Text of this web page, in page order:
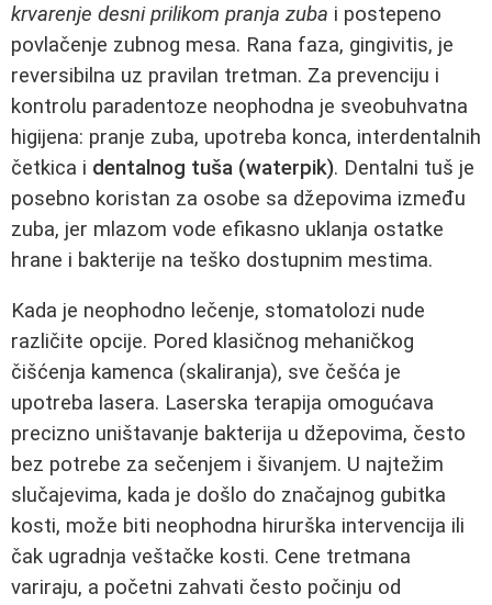
krvarenje desni prilikom pranja zuba i postepeno
povlačenje zubnog mesa. Rana faza, gingivitis, je
reversibilna uz pravilan tretman. Za prevenciju i
kontrolu paradentoze neophodna je sveobuhvatna
higijena: pranje zuba, upotreba konca, interdentalnih
četkica i dentalnog tuša (waterpik). Dentalni tuš je
posebno koristan za osobe sa džepovima između
zuba, jer mlazom vode efikasno uklanja ostatke
hrane i bakterije na teško dostupnim mestima.
Kada je neophodno lečenje, stomatolozi nude
različite opcije. Pored klasičnog mehaničkog
čišćenja kamenca (skaliranja), sve češća je
upotreba lasera. Laserska terapija omogućava
precizno uništavanje bakterija u džepovima, često
bez potrebe za sečenjem i šivanjem. U najtežim
slučajevima, kada je došlo do značajnog gubitka
kosti, može biti neophodna hirurška intervencija ili
čak ugradnja veštačke kosti. Cene tretmana
variraju, a početni zahvati često počinju od